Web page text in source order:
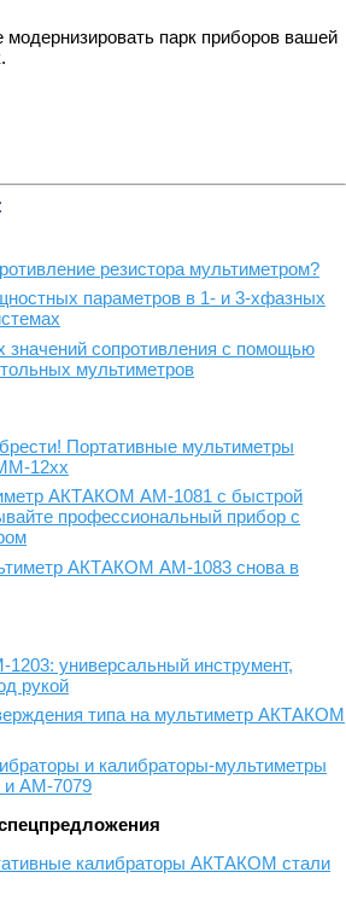
модернизировать парк приборов вашей
резистора мультиметром?
параметров в 1- и 3-хфазных
значений сопротивления с помощью
мультиметров
Портативные мультиметры
12хх
АКТАКОМ АМ-1081 с быстрой
профессиональный прибор с
АКТАКОМ АМ-1083 снова в
универсальный инструмент,
рукой
типа на мультиметр АКТАКОМ
и калибраторы-мультиметры
и АМ-7079
калибраторы АКТАКОМ стали